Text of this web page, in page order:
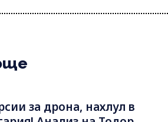
за дрона, нахлул в